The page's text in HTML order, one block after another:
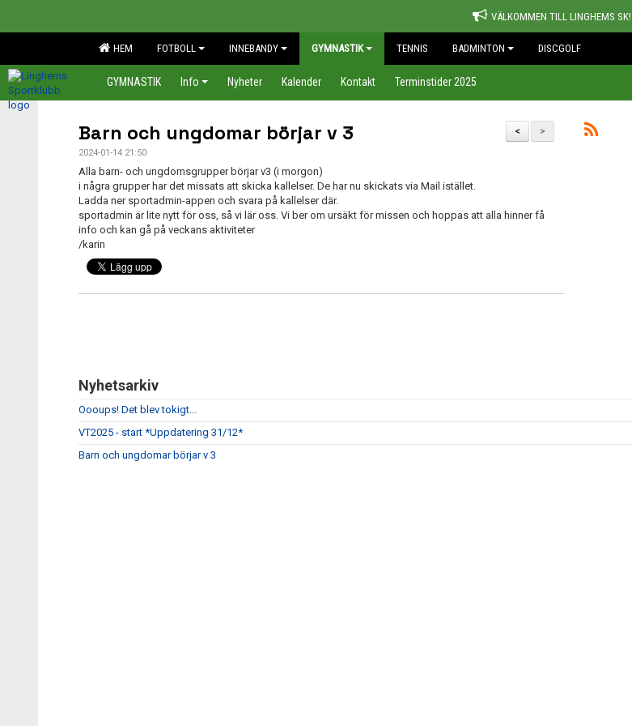
VÄLKOMMEN TILL LINGHEMS SK!
HEM FOTBOLL INNEBANDY GYMNASTIK TENNIS BADMINTON DISCGOLF
GYMNASTIK Info Nyheter Kalender Kontakt Terminstider 2025
>
<
Barn och ungdomar börjar v 3
2024-01-14 21:50
Alla barn- och ungdomsgrupper börjar v3 (i morgon)
i några grupper har det missats att skicka kallelser. De har nu skickats via Mail istället.
Ladda ner sportadmin-appen och svara på kallelser där.
sportadmin är lite nytt för oss, så vi lär oss. Vi ber om ursäkt för missen och hoppas att alla hinner få
info och kan gå på veckans aktiviteter
/karin
Nyhetsarkiv
Oooups! Det blev tokigt...
VT2025 - start *Uppdatering 31/12*
Barn och ungdomar börjar v 3